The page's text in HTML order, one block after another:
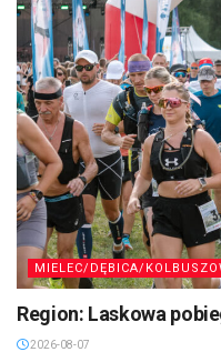
MIELEC/DĘBICA/
Region: Laskowa
2026-08-07